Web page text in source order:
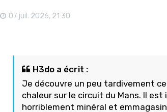
07 juil. 2026, 21:30
H3do a écrit :
Je découvre un peu tardivement
chaleur sur le circuit du Mans. Il
horriblement minéral et